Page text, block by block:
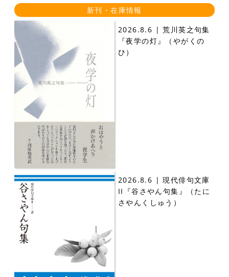
新刊・在庫情報
2026.8.6 | 荒川英之句集
『夜学の灯』（やがくの
ひ）
2026.8.6 | 現代俳句文庫
II『谷さやん句集』（たに
さやんくしゅう）